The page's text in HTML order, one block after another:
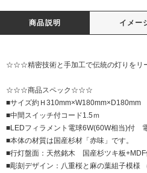
商品説明 イメー
☆☆☆精密技術と手加工で伝統の灯りを
☆☆☆商品スペック☆☆☆
■サイズ約Ｈ310mm×W180mm×D180mm
■中間スイッチ付コード1.5ｍ
■LEDフィラメント電球6W(60W相当)付
■本体の材質は国産杉材「赤味」です。
■行灯盤面：天然銘木 国産杉ツキ板+MDF
■彫刻デザイン：八重桜と麻の葉組子模様